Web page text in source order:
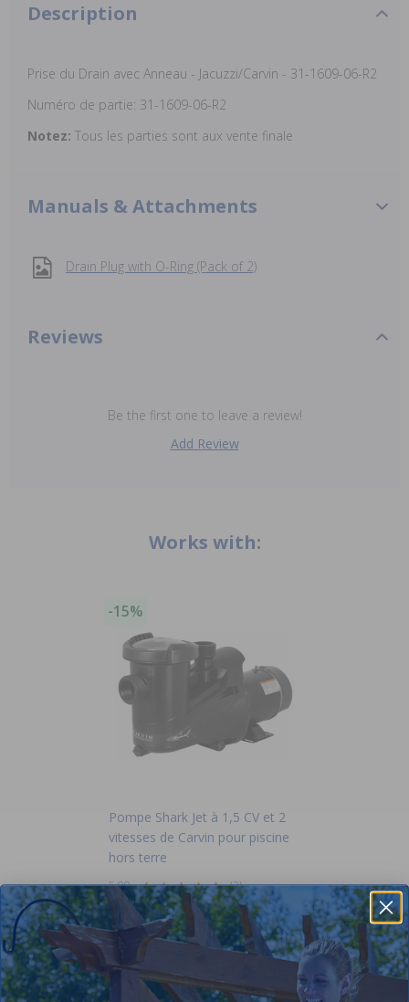
Description
Prise du Drain avec Anneau - Jacuzzi/Carvin - 31-1609-06-R2
Numéro de partie: 31-1609-06-R2
Notez: Tous les parties sont aux vente finale
Manuals & Attachments
Drain Plug with O-Ring (Pack of 2)
Reviews
Be the first one to leave a review!
Add Review
Works with:
-15%
Pompe Shark Jet à 1,5 CV et 2
vitesses de Carvin pour piscine
hors terre
5.00 (2)
$439.00 $516.99
+ Free shipping!